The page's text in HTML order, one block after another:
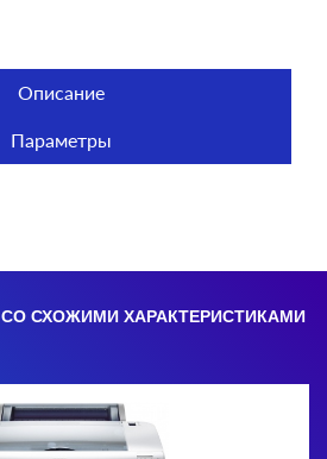
Описание
Параметры
СХОЖИМИ ХАРАКТЕРИСТИКАМИ